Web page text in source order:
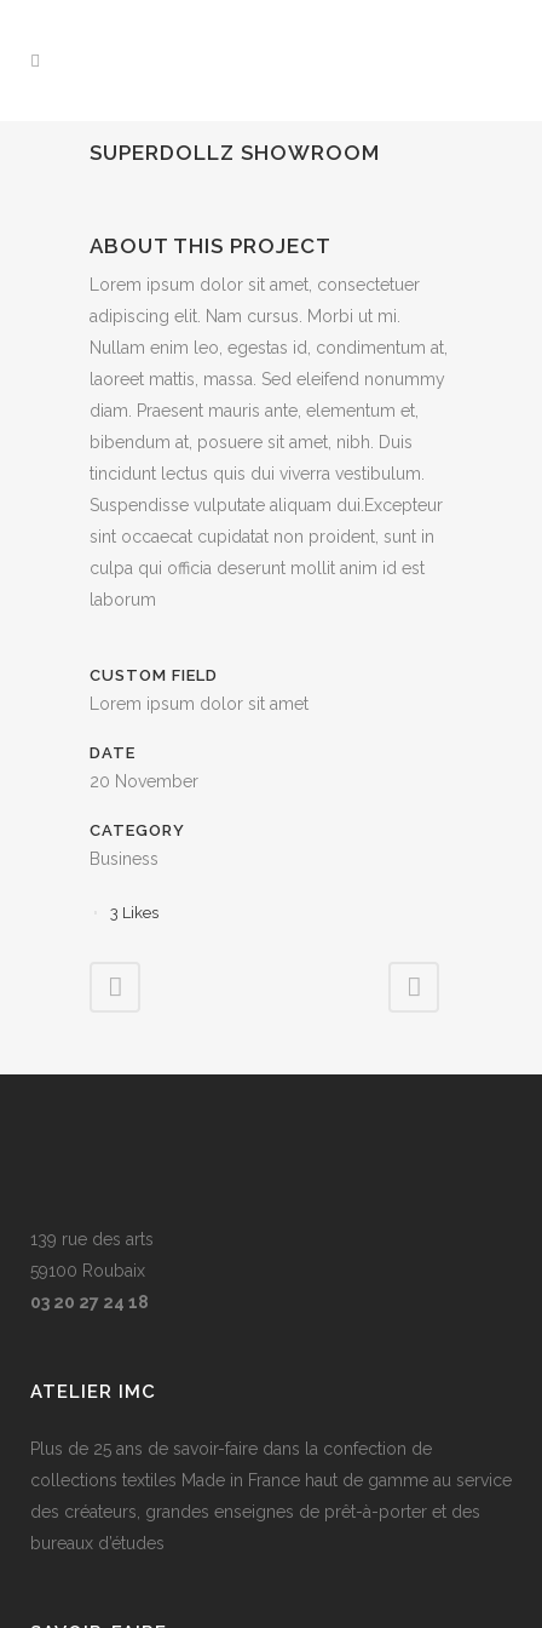
SUPERDOLLZ SHOWROOM
ABOUT THIS PROJECT
Lorem ipsum dolor sit amet, consectetuer
adipiscing elit. Nam cursus. Morbi ut mi.
Nullam enim leo, egestas id, condimentum at,
laoreet mattis, massa. Sed eleifend nonummy
diam. Praesent mauris ante, elementum et,
bibendum at, posuere sit amet, nibh. Duis
tincidunt lectus quis dui viverra vestibulum.
Suspendisse vulputate aliquam dui.Excepteur
sint occaecat cupidatat non proident, sunt in
culpa qui officia deserunt mollit anim id est
laborum
CUSTOM FIELD
Lorem ipsum dolor sit amet
DATE
20 November
CATEGORY
Business
3 Likes
139 rue des arts
59100 Roubaix
03 20 27 24 18
ATELIER IMC
Plus de 25 ans de savoir-faire dans la confection de
collections textiles Made in France haut de gamme au service
des créateurs, grandes enseignes de prêt-à-porter et des
bureaux d’études